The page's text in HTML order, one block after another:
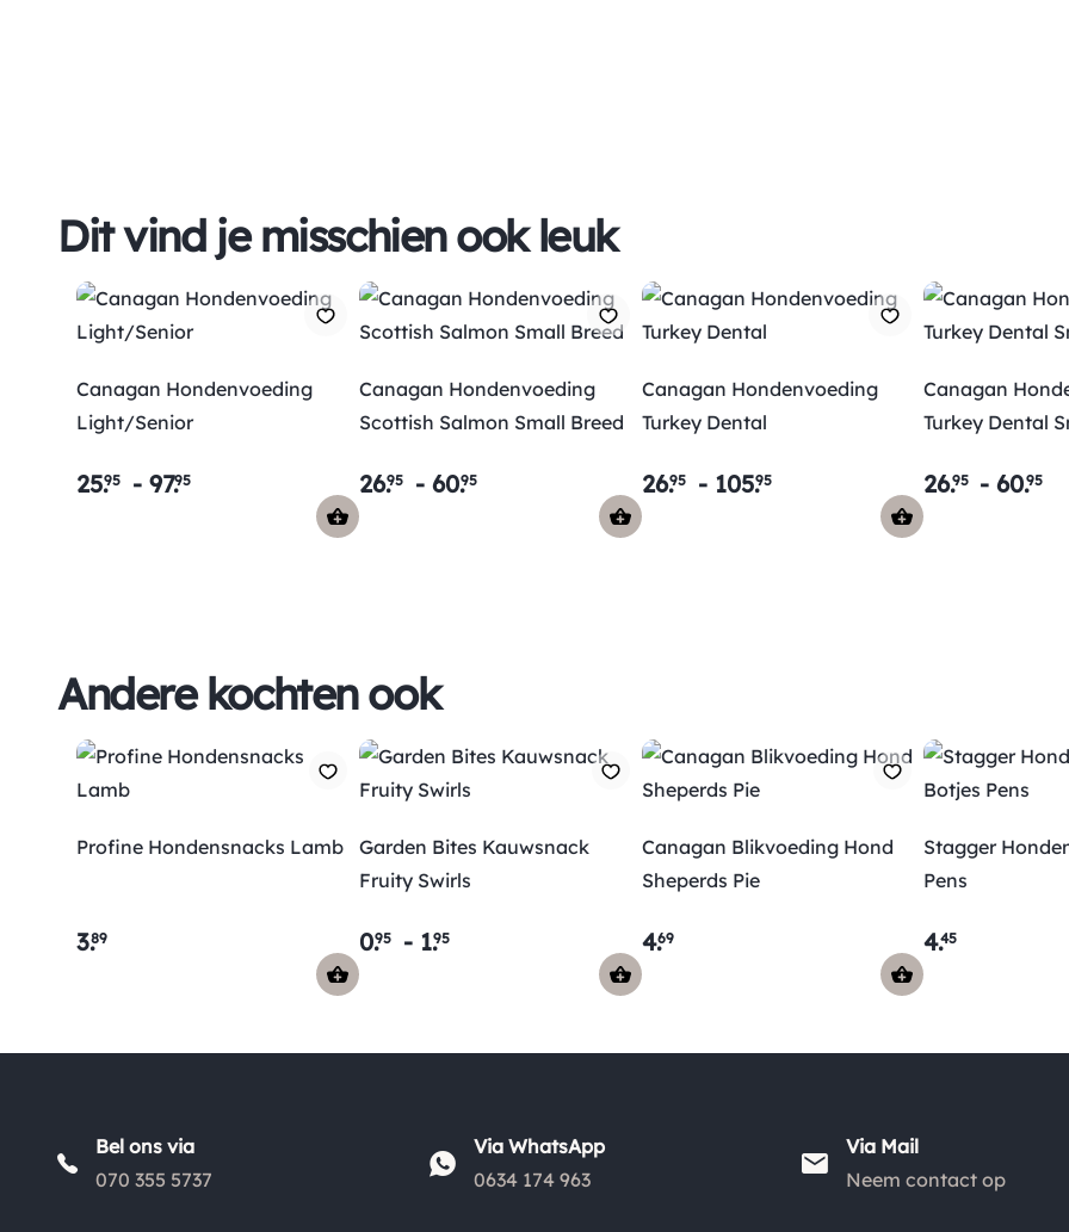
Dit vind je misschien ook leuk
Canagan Hondenvoeding
Light/Senior
25.95 - 97.95
Canagan Hondenvoeding
Scottish Salmon Small Breed
26.95 - 60.95
Canagan Hondenvoeding
Turkey Dental
26.95 - 105.95
Canagan
Turkey Dental
26.95 -60.95
Andere kochten ook
Profine Hondensnacks Lamb
3.89
Garden Bites Kauwsnack
Fruity Swirls
0.95 - 1.95
Canagan Blikvoeding Hond
Sheperds Pie
4.69
Stagger
Pens
4.45
Bel ons via
070 355 5737
Via WhatsApp
0634 174 963
Via Mail
Neem contact op